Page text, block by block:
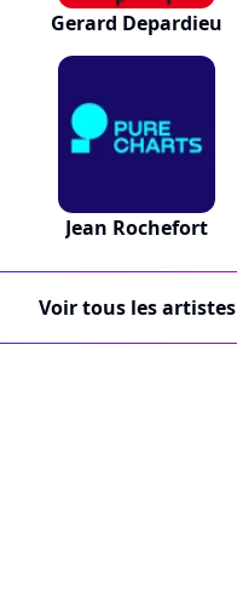
Gerard Depardieu
Jean Rochefort
Voir tous les artistes